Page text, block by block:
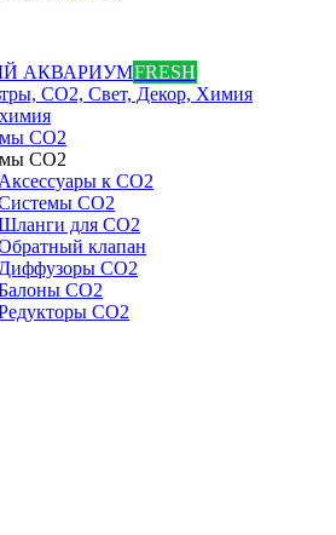
АКВАРИУМFRESH
СО2, Свет, Декор, Химия
СО2
СО2
Аксессуары к СО2
СО2
для CO2
клапан
Диффузоры СO2
CO2
CO2